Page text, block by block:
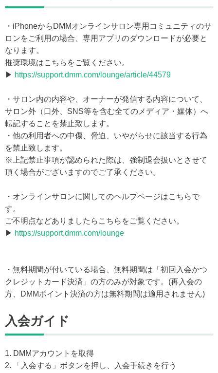
・iPhoneからDMMオンラインサロン専用コミュニティのサ
ロンをご利用の場合、専用アプリのダウンロードが必要と
なります。
推奨環境はこちらをご覧ください。
▶ https://support.dmm.com/lounge/article/44579
・サロン内の内容や、オーナーが発信する内容について、
サロン外（口外、SNS等を含む全てのメディア・媒体）へ
転記することを禁止致します。
・他の利用者への中傷、脅迫、いやがらせに該当する行為
を禁止致します。
※上記禁止事項が認められた際は、強制退会扱いとさせて
頂く場合がございますのでご了承ください。
・オンラインサロンに関してのヘルプページはこちらで
す。
ご不明点などありましたらこちらをご覧ください。
▶ https://support.dmm.com/lounge
・無料期間が付いている場合、無料期間は「初回入会かつ
クレジットカード決済」の方のみが対象です。(再入会の
方、DMMポイント決済の方は無料期間は適用されません)
入会ガイド
1. DMMアカウントを取得
2. 「入会する」ボタンを押し、入会手続きを行う